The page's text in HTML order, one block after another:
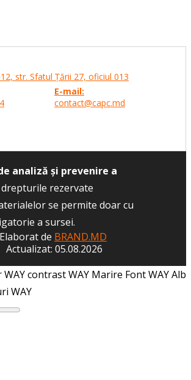
str. Sfatul Ţării 27, oficiul 013
E-mail:
contact@capc.md
analiză și prevenire a
rezervate
se permite doar cu
a sursei.
Elaborat de BRAND.MD
Actualizat: 05.08.2026
contrast WAY Marire Font WAYAlb
WAY